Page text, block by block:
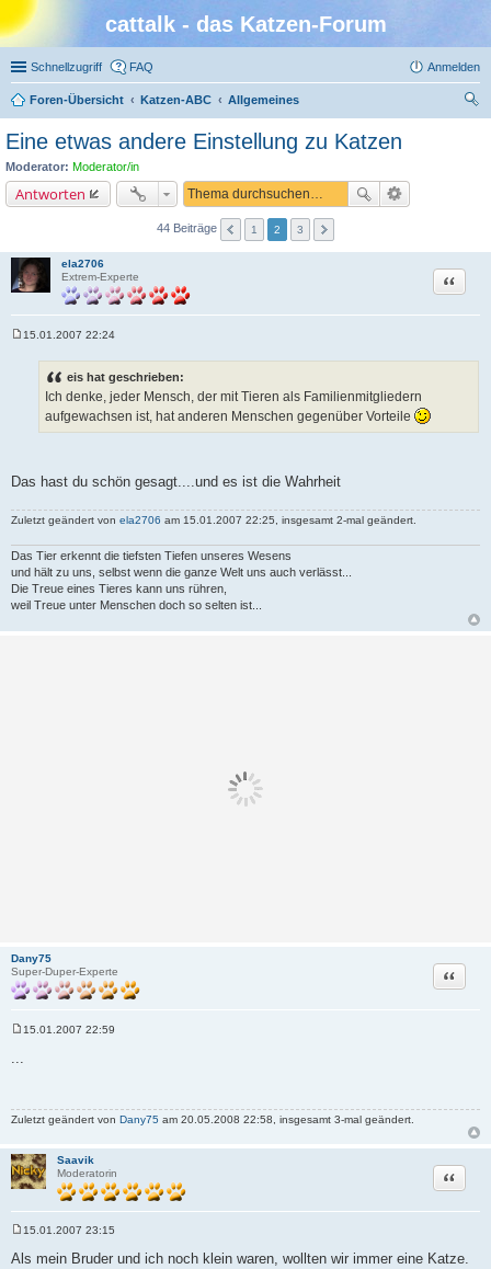
cattalk - das Katzen-Forum
Schnellzugriff FAQ Anmelden
Foren-Übersicht Katzen-ABC
Allgemeines
Eine etwas andere Einstellung zu Katzen
Moderator: Moderator/in
Antworten
44 Beiträge 1 2 3
ela2706
Extrem-Experte
Zitat
15.01.2007 22:24
eis hat geschrieben:
Ich denke, jeder Mensch, der mit Tieren als Familienmitgliedern
aufgewachsen ist, hat anderen Menschen gegenüber Vorteile
Das hast du schön gesagt....und es ist die Wahrheit
Zuletzt geändert von ela2706 am 15.01.2007 22:25, insgesamt 2-mal geändert.
Das Tier erkennt die tiefsten Tiefen unseres Wesens
und hält zu uns, selbst wenn die ganze Welt uns auch verlässt...
Die Treue eines Tieres kann uns rühren,
weil Treue unter Menschen doch so selten ist...
Dany75
Super-Duper-Experte
Zitat
g
15.01.2007 22:59
Zuletzt geändert von Dany75 am 20.05.2008 22:58, insgesamt 3-mal geändert.
Saavik
Moderatorin
Zitat
e
15.01.2007 23:15
Als mein Bruder und ich noch klein waren, wollten wir immer eine Katze.